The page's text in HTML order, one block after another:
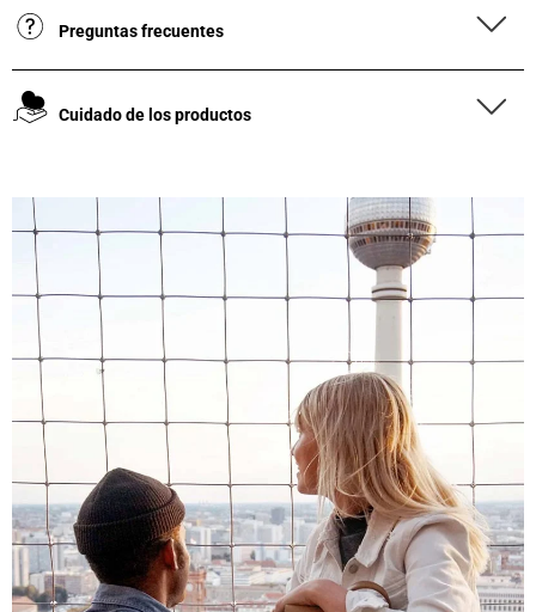
Leer todas las reseñas
Preguntas frecuentes
Cuidado de los productos